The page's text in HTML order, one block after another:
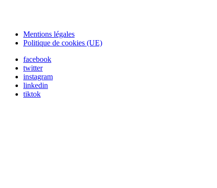
Mentions légales
Politique de cookies (UE)
facebook
twitter
instagram
linkedin
tiktok